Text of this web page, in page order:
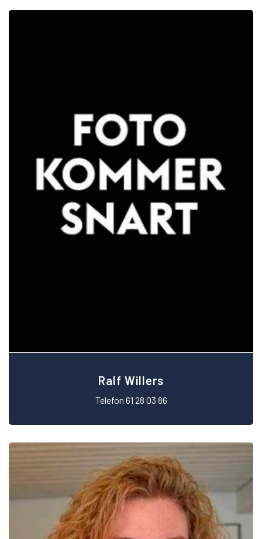
Ralf Willers
Telefon 61 28 03 86